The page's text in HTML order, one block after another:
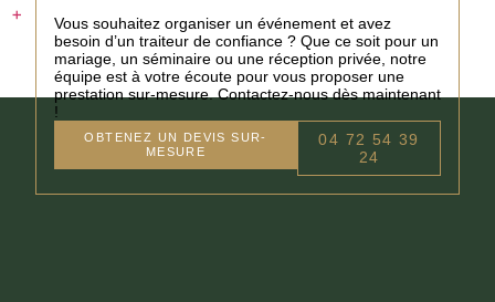
+
Vous souhaitez organiser un événement et avez
besoin d’un traiteur de confiance ? Que ce soit pour un
mariage, un séminaire ou une réception privée, notre
équipe est à votre écoute pour vous proposer une
prestation sur-mesure. Contactez-nous dès maintenant
!
OBTENEZ UN DEVIS SUR-
MESURE
04 72 54 39
24